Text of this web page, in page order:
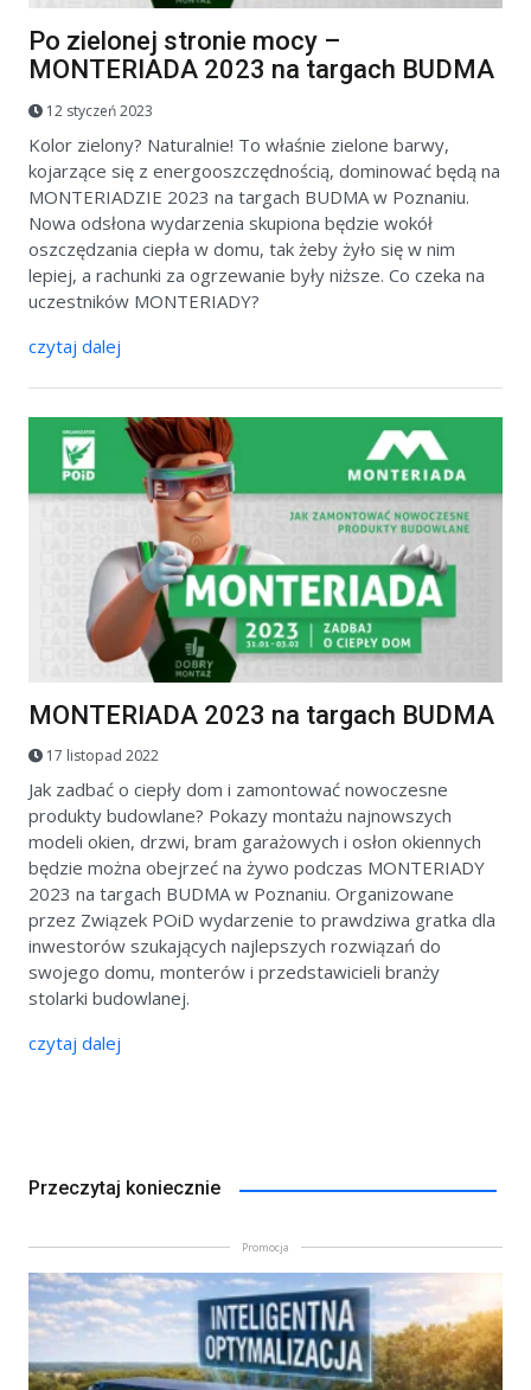
Po zielonej stronie mocy –
MONTERIADA 2023 na targach BUDMA
12 styczeń 2023
Kolor zielony? Naturalnie! To właśnie zielone barwy,
kojarzące się z energooszczędnością, dominować będą na
MONTERIADZIE 2023 na targach BUDMA w Poznaniu.
Nowa odsłona wydarzenia skupiona będzie wokół
oszczędzania ciepła w domu, tak żeby żyło się w nim
lepiej, a rachunki za ogrzewanie były niższe. Co czeka na
uczestników MONTERIADY?
czytaj dalej
MONTERIADA 2023 na targach BUDMA
17 listopad 2022
Jak zadbać o ciepły dom i zamontować nowoczesne
produkty budowlane? Pokazy montażu najnowszych
modeli okien, drzwi, bram garażowych i osłon okiennych
będzie można obejrzeć na żywo podczas MONTERIADY
2023 na targach BUDMA w Poznaniu. Organizowane
przez Związek POiD wydarzenie to prawdziwa gratka dla
inwestorów szukających najlepszych rozwiązań do
swojego domu, monterów i przedstawicieli branży
stolarki budowlanej.
czytaj dalej
Przeczytaj koniecznie
Promocja